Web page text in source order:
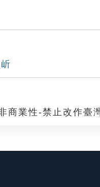
商業性-禁止改作臺